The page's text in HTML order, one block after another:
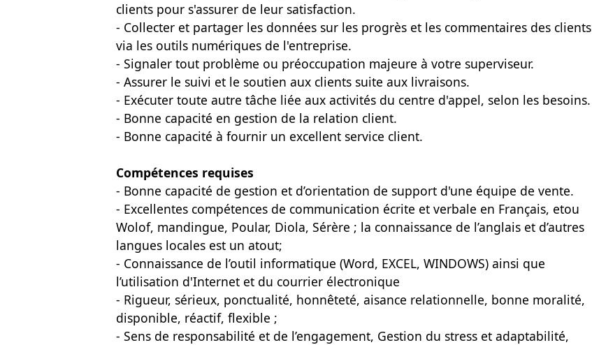
clients pour s'assurer de leur satisfaction.
- Collecter et partager les données sur les progrès et les commentaires des clients
via les outils numériques de l'entreprise.
- Signaler tout problème ou préoccupation majeure à votre superviseur.
- Assurer le suivi et le soutien aux clients suite aux livraisons.
- Exécuter toute autre tâche liée aux activités du centre d'appel, selon les besoins.
- Bonne capacité en gestion de la relation client.
- Bonne capacité à fournir un excellent service client.
Compétences requises
- Bonne capacité de gestion et d’orientation de support d'une équipe de vente.
- Excellentes compétences de communication écrite et verbale en Français, etou
Wolof, mandingue, Poular, Diola, Sérère ; la connaissance de l’anglais et d’autres
langues locales est un atout;
- Connaissance de l’outil informatique (Word, EXCEL, WINDOWS) ainsi que
l’utilisation d'Internet et du courrier électronique
- Rigueur, sérieux, ponctualité, honnêteté, aisance relationnelle, bonne moralité,
disponible, réactif, flexible ;
- Sens de responsabilité et de l’engagement, Gestion du stress et adaptabilité,